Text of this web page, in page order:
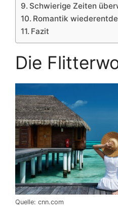
Schwierige Zeiten
Romantik
Fazit
Die
Quelle: cnn.com